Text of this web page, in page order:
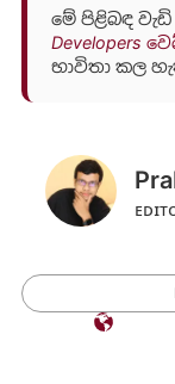
මේ පිළිබඳ
Developers
භාවිතා කල